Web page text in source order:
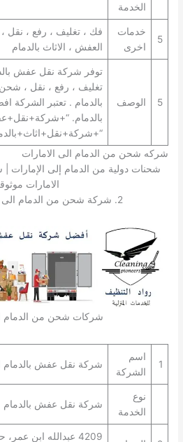
الخدمة
5
خدمات
اخرى
فك ، تغليف ، رفع ، نقل
العفش ، الاثاث بالدمام
5 الوصف
توفر شركة نقل عفش
تغليف ، رفع ، نقل ،
بالدمام . تعتبر
بالدمام.
شركه شحن من الدمام الى الامارات
شحنات دولية من الدمام إلى
الامارات
2. شركة شحن من الدمام الى الامارات الاندلس
شركات شحن من الدمام
1
اسم
الشركة
شركة نقل عفش بالدمام
نوع
الخدمة
شركة نقل عفش بالدمام